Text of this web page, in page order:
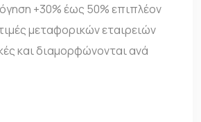
+30% έως 50% επιπλέον
μεταφορικών εταιρειών
και διαμορφώνονται ανά